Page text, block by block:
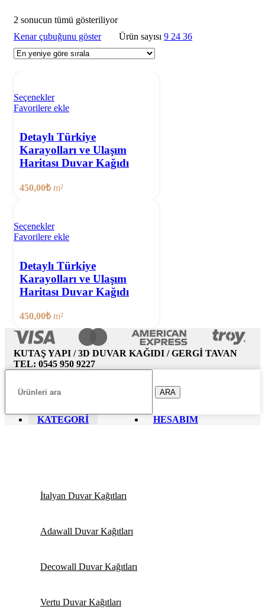
2 sonucun tümü gösteriliyor
Kenar çubuğunu göster
Ürün sayısı 9 24 36
Seçenekler
Favorilere ekle
Detaylı Türkiye
Karayolları ve Ulaşım
Haritası Duvar Kağıdı
450,00₺m²
Seçenekler
Favorilere ekle
Detaylı Türkiye
Karayolları ve Ulaşım
Haritası Duvar Kağıdı
450,00₺m²
KUTAŞ YAPI / 3D DUVAR KAĞIDI / GERGİ TAVAN
TEL: 0545 950 9227
ARA
KATEGORİ HESABIM
İtalyan Duvar Kağıtları
Adawall Duvar Kağıtları
Decowall Duvar Kağıtları
Vertu Duvar Kağıtları